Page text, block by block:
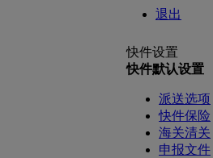
退出
快件设置
快件默认设置
派送选项
快件保险
海关清关
申报文件